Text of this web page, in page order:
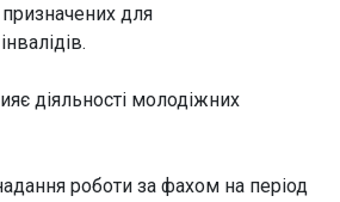
для
діяльності молодіжних
роботи за фахом на період